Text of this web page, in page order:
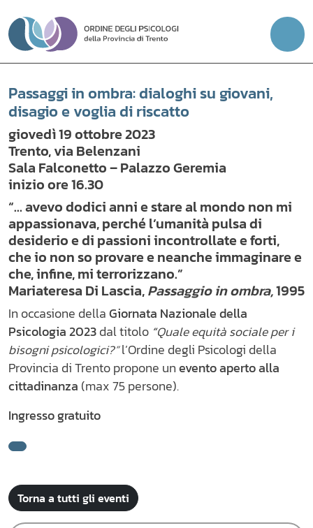
Vai
Passaggi in ombra: dialoghi su giovani,
disagio e voglia di riscatto
giovedì 19 ottobre 2023
Trento, via Belenzani
Sala Falconetto – Palazzo Geremia
inizio ore 16.30
“… avevo dodici anni e stare al mondo non mi
appassionava, perché l’umanità pulsa di
desiderio e di passioni incontrollate e forti,
che io non so provare e neanche immaginare e
che, infine, mi terrorizzano.”
Mariateresa Di Lascia,Passaggio in ombra,1995
In occasione dellaGiornata Nazionale della
Psicologia 2023dal titolo “Quale equità sociale per i
bisogni psicologici?”l’Ordine degli Psicologi della
Provincia di Trento propone uneventoaperto alla
cittadinanza (max 75 persone).
Ingresso gratuito
Torna a tutti gli eventi